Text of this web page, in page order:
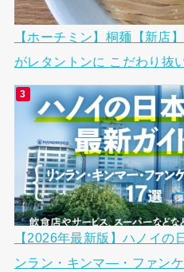
【ホーチミン】桐麺【新店
がレタントンに こだわり抜
【2026年最新版】ハノイの
ンラン・キンマ―・ファン